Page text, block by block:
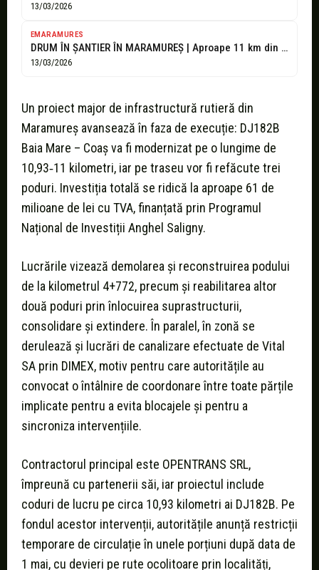
13/03/2026
EMARAMURES
DRUM ÎN ȘANTIER ÎN MARAMUREȘ | Aproape 11 km din drumul Baia...
13/03/2026
Un proiect major de infrastructură rutieră din
Maramureș avansează în faza de execuție: DJ182B
Baia Mare – Coaș va fi modernizat pe o lungime de
10,93‑11 kilometri, iar pe traseu vor fi refăcute trei
poduri. Investiția totală se ridică la aproape 61 de
milioane de lei cu TVA, finanțată prin Programul
Național de Investiții Anghel Saligny.
Lucrările vizează demolarea și reconstruirea podului
de la kilometrul 4+772, precum și reabilitarea altor
două poduri prin înlocuirea suprastructurii,
consolidare și extindere. În paralel, în zonă se
derulează și lucrări de canalizare efectuate de Vital
SA prin DIMEX, motiv pentru care autoritățile au
convocat o întâlnire de coordonare între toate părțile
implicate pentru a evita blocajele și pentru a
sincroniza intervențiile.
Contractorul principal este OPENTRANS SRL,
împreună cu partenerii săi, iar proiectul include
coduri de lucru pe circa 10,93 kilometri ai DJ182B. Pe
fondul acestor intervenții, autoritățile anunță restricții
temporare de circulație în unele porțiuni după data de
1 mai, cu devieri pe rute ocolitoare prin localități,